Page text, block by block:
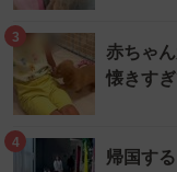
3
赤ちゃ
懐きす
4
帰国す